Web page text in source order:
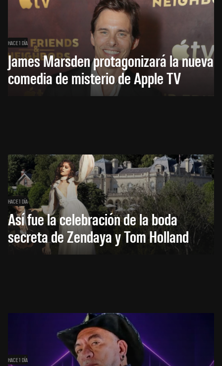
HACE 1 DÍA
James Marsden protagonizará la nueva
comedia de misterio de Apple TV
HACE 1 DÍA
Así fue la celebración de la boda
secreta de Zendaya y Tom Holland
HACE 1 DÍA